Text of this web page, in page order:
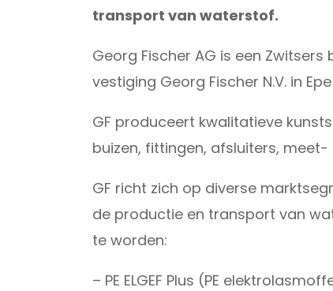
transport van waterstof.
Georg Fischer AG is een
vestiging Georg Fischer N.V. in
GF produceert kwalitatieve
buizen, fittingen, afsluiters,
GF richt zich op diverse
de productie en transport van
te worden:
– PE ELGEF Plus (PE